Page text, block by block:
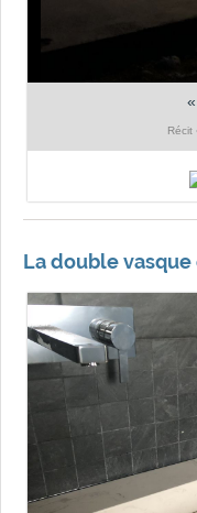
«
Récit
La double vasque